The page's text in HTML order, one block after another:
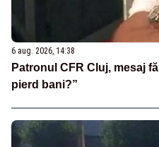
6 aug. 2026, 14:38
Patronul CFR Cluj, mesaj
pierd bani?”